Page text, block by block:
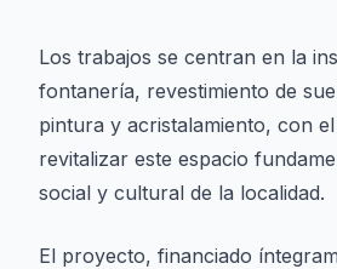
Los trabajos se centran en la
fontanería, revestimiento de
pintura y acristalamiento, con
revitalizar este espacio
social y cultural de la localidad.
El proyecto, financiado